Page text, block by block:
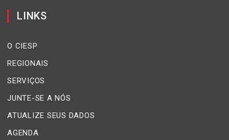
LINKS
O CIESP
REGIONAIS
SERVIÇOS
JUNTE-SE A NÓS
ATUALIZE SEUS DADOS
AGENDA